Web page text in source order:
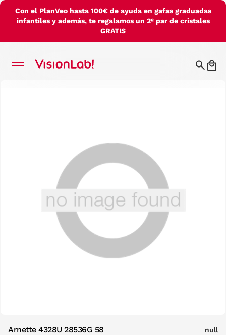
Con el PlanVeo hasta 100€ de ayuda en gafas graduadas
infantiles y además, te regalamos un 2º par de cristales
GRATIS
Arnette 4328U 28536G 58 null